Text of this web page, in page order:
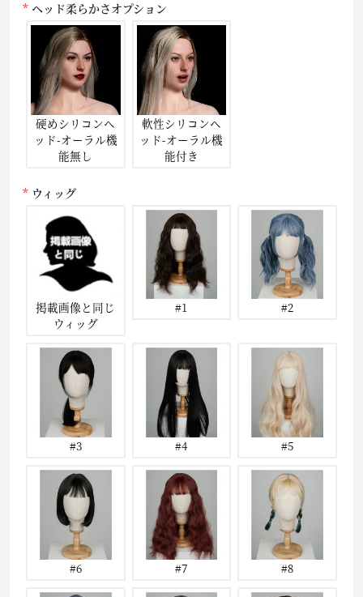
ヘッド柔らかさオプション
硬めシリコンヘ
ッド-オーラル機
能無し
軟性シリコンヘ
ッド-オーラル機
能付き
ウィッグ
掲載画像と同じ
ウィッグ
#1 #2
#3 #4 #5
#6 #7 #8